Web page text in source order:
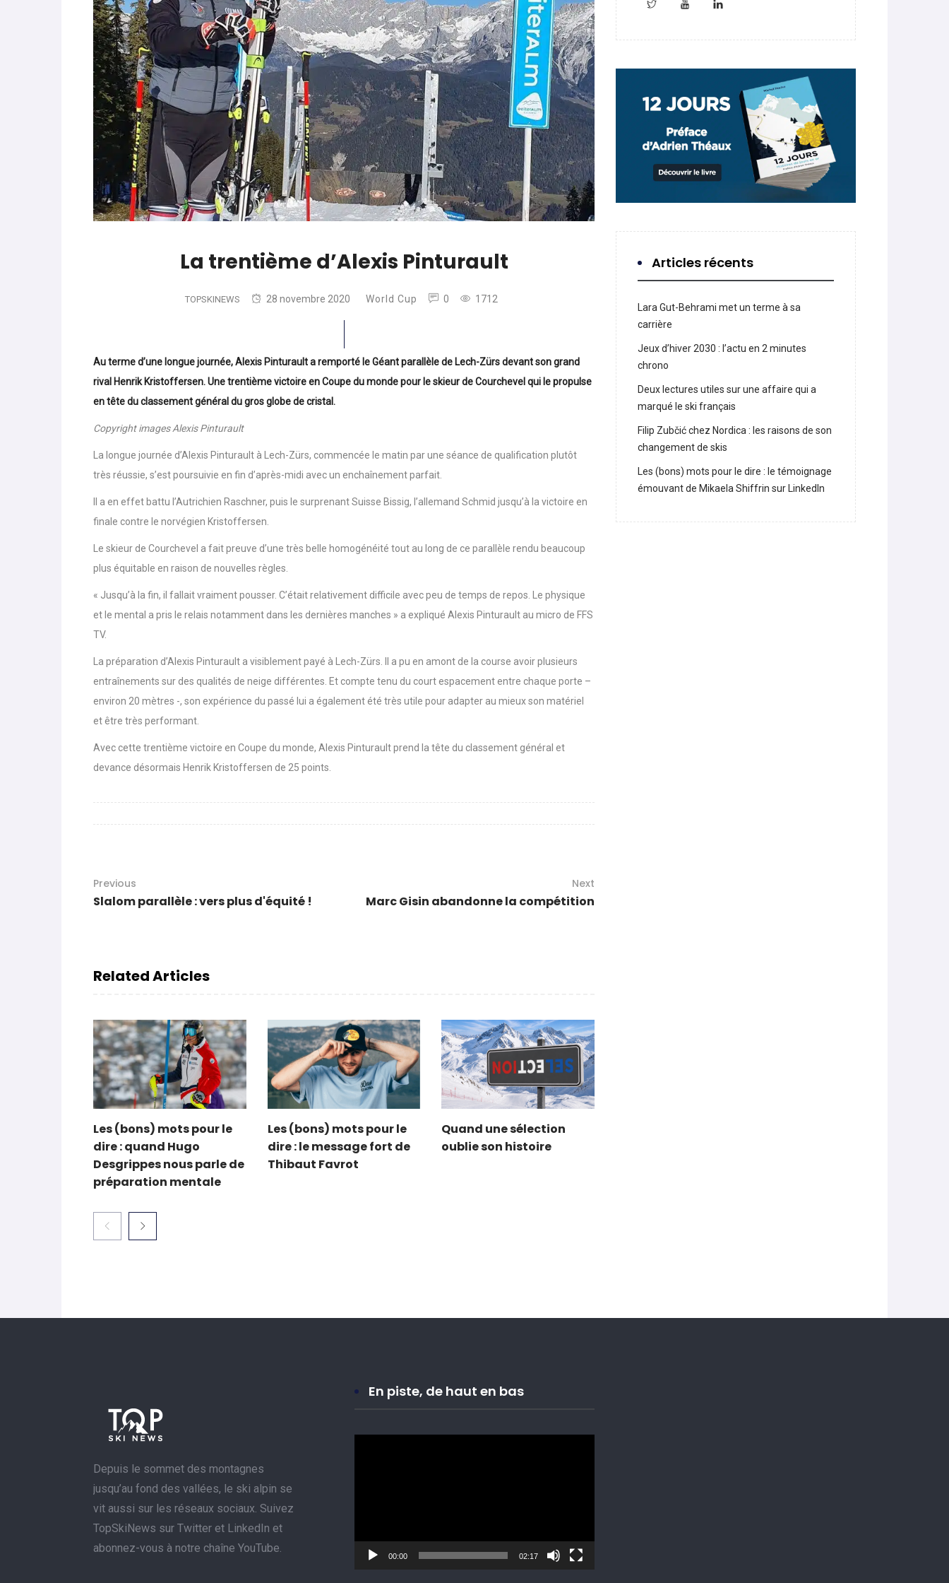
World Cup -Les (bons) mots pour le dire : quand Hugo Desgrippes nous
parle de préparation mentale
World Cup-Les (bons) mots pour le dire : le message fort de Thibaut
Favrot
Evénements Lara Gut-Behrami met un terme à sa carrière
La trentième d’Alexis Pinturault
TOPSKINEWS 28 novembre 2020 World Cup 0 1712
Au terme d’une longue journée, Alexis Pinturault a remporté le Géant parallèle de Lech-Zürs devant son grand
rival Henrik Kristoffersen. Une trentième victoire en Coupe du monde pour le skieur de Courchevel qui le propulse
en tête du classement général du gros globe de cristal.
Copyright images Alexis Pinturault
La longue journée d’Alexis Pinturault à Lech-Zürs, commencée le matin par une séance de qualification plutôt
très réussie, s’est poursuivie en fin d’après-midi avec un enchaînement parfait.
Il a en effet battu l’Autrichien Raschner, puis le surprenant Suisse Bissig, l’allemand Schmid jusqu’à la victoire en
finale contre le norvégien Kristoffersen.
Le skieur de Courchevel a fait preuve d’une très belle homogénéité tout au long de ce parallèle rendu beaucoup
plus équitable en raison de nouvelles règles.
« Jusqu’à la fin, il fallait vraiment pousser. C’était relativement difficile avec peu de temps de repos. Le physique
et le mental a pris le relais notamment dans les dernières manches » a expliqué Alexis Pinturault au micro de FFS
TV.
La préparation d’Alexis Pinturault a visiblement payé à Lech-Zürs. Il a pu en amont de la course avoir plusieurs
entraînements sur des qualités de neige différentes. Et compte tenu du court espacement entre chaque porte –
environ 20 mètres -, son expérience du passé lui a également été très utile pour adapter au mieux son matériel
et être très performant.
Avec cette trentième victoire en Coupe du monde, Alexis Pinturault prend la tête du classement général et
devance désormais Henrik Kristoffersen de 25 points.
Previous
Slalom parallèle : vers plus d'équité !
Next
Marc Gisin abandonne la compétition
Related Articles
Les (bons) mots pour le
dire : quand Hugo
Desgrippes nous parle de
préparation mentale
Les (bons) mots pour le
dire : le message fort de
Thibaut Favrot
Quand une sélection
oublie son histoire
Articles récents
Lara Gut-Behrami met un terme à sa
carrière
Jeux d’hiver 2030 : l’actu en 2 minutes
chrono
Deux lectures utiles sur une affaire qui a
marqué le ski français
Filip Zubčić chez Nordica : les raisons de son
changement de skis
Les (bons) mots pour le dire : le témoignage
émouvant de Mikaela Shiffrin sur LinkedIn
Depuis le sommet des montagnes
jusqu’au fond des vallées, le ski alpin se
vit aussi sur les réseaux sociaux. Suivez
TopSkiNews sur Twitter et LinkedIn et
abonnez-vous à notre chaîne YouTube.
En piste, de haut en bas
00:00 02:17